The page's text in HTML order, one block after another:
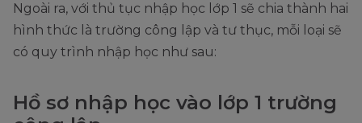
Ngoài ra, với thủ tục nhập học lớp 1 sẽ chia thành hai
hình thức là trường công lập và tư thục, mỗi loại sẽ
có quy trình nhập học như sau:
Hồ sơ nhập học vào lớp 1 trường